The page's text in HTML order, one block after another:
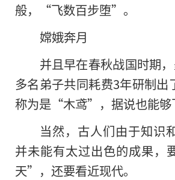
般，“飞数百步堕”。
嫦娥奔月
并且早在春秋战国时期
多名弟子共同耗费3年研制出
称为是“木鸢”，据说也能够
当然，古人们由于知识
并未能有太过出色的成果
天”，还要看近现代。